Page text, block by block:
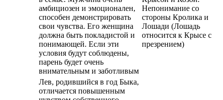
амбициозен и эмоционален,
способен демонстрировать
свои чувства. Его женщина
должна быть покладистой и
понимающей. Если эти
условия будут соблюдены,
парень будет очень
внимательным и заботливым
Непонимание со
стороны Кролика и
Лошади (Лошадь
относится к Крысе с
презрением)
Лев, родившийся в год Быка,
отличается повышенным